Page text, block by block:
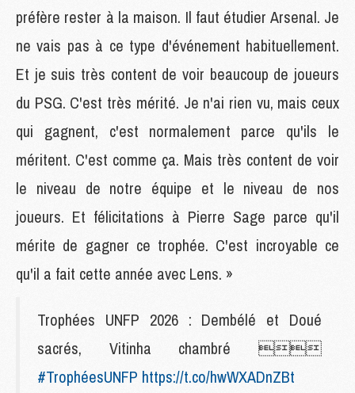
préfère rester à la maison. Il faut étudier Arsenal. Je
ne vais pas à ce type d'événement habituellement.
Et je suis très content de voir beaucoup de joueurs
du PSG. C'est très mérité. Je n'ai rien vu, mais ceux
qui gagnent, c'est normalement parce qu'ils le
méritent. C'est comme ça. Mais très content de voir
le niveau de notre équipe et le niveau de nos
joueurs. Et félicitations à Pierre Sage parce qu'il
mérite de gagner ce trophée. C'est incroyable ce
qu'il a fait cette année avec Lens. »
Trophées UNFP 2026 : Dembélé et Doué
sacrés, Vitinha chambré 
#TrophéesUNFP https://t.co/hwWXADnZBt